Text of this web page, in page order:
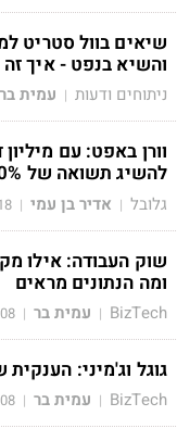
שיאים בוול סטריט
והשיא בנפט - איך זה
ניתוחים ודעות | עמית בר
וורן באפט: עם מיליון
להשיג תשואה של 50% בשנה
גלובל | אדיר בן עמי |
שוק העבודה: אילו
ומה הנתונים מראים
BizTech
| עמית בר |
גוגל וג'מיני:
BizTech
| עמית בר |